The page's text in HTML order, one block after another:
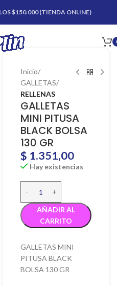
$150.000 (TIENDA ONLINE)
Inicio
GALLETAS
RELLENAS
GALLETAS
MINI PITUSA
BLACK BOLSA
130 GR
$ 1.351,00
Hay existencias
AÑADIR AL
CARRITO
GALLETAS MINI
PITUSA BLACK
BOLSA 130 GR